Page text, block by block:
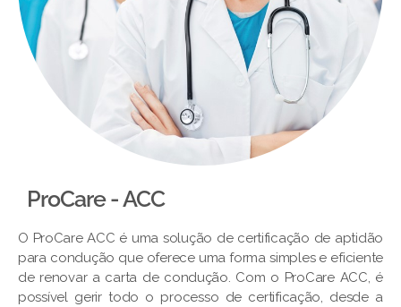
ProCare - ACC
O ProCare ACC é uma solução de certificação de aptidão
para condução que oferece uma forma simples e eficiente
de renovar a carta de condução. Com o ProCare ACC, é
possível gerir todo o processo de certificação, desde a